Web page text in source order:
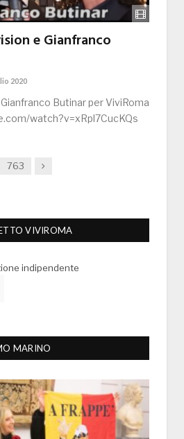
e Gianfranco
2020
Butinar per ViviRoma
watch?v=xRpl7CucKQs
763 Next
VIVIROMA
indipendente
MARINO